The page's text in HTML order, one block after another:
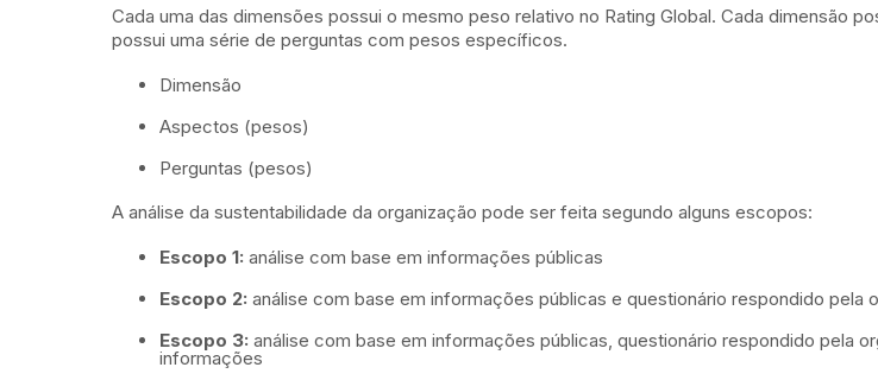
Cada uma das dimensões possui o mesmo peso relativo no Rating Global. Cada dimensão
possui uma série de perguntas com pesos específicos.
Dimensão
Aspectos (pesos)
Perguntas (pesos)
A análise da sustentabilidade da organização pode ser feita segundo alguns escopos:
Escopo 1: análise com base em informações públicas
Escopo 2: análise com base em informações públicas e questionário respondido pela
Escopo 3: análise com base em informações públicas, questionário respondido pela
informações